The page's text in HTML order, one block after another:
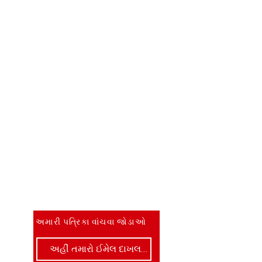
અમારી પત્રિકા વાંચવા જોડાઓ